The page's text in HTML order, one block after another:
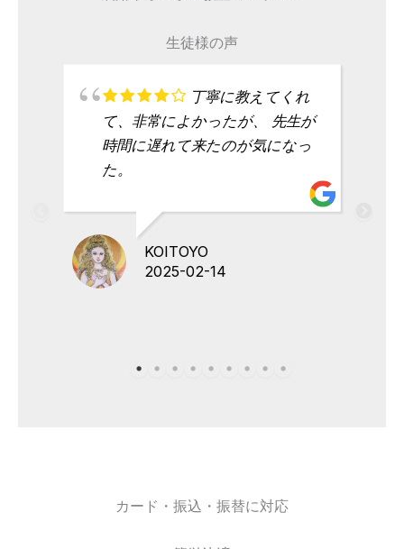
生徒様の声
丁寧に教えてくれ
て、非常によかったが、 先生が
時間に遅れて来たのが気になっ
た。
KOITOYO
2025-02-14
カード・振込・振替に対応